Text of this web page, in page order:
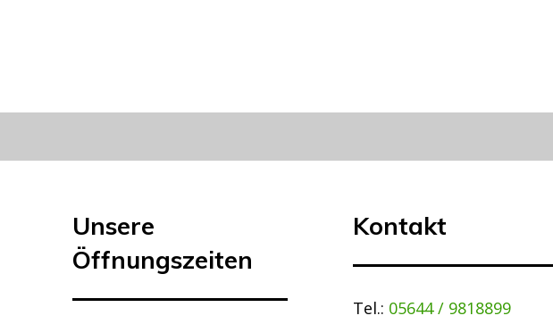
Unsere
Öffnungszeiten
Kontakt
Tel.: 05644 / 9818899